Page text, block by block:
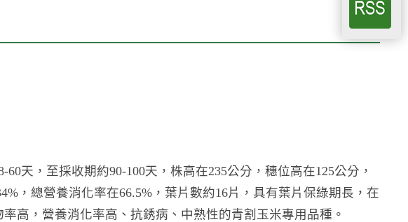
，至採收期約90-100天，株高在235公分，穗位高在125公分，
，總營養消化率在66.5%，葉片數約16片，具有葉片保綠期長，在
高，營養消化率高、抗銹病、中熟性的青割玉米專用品種。